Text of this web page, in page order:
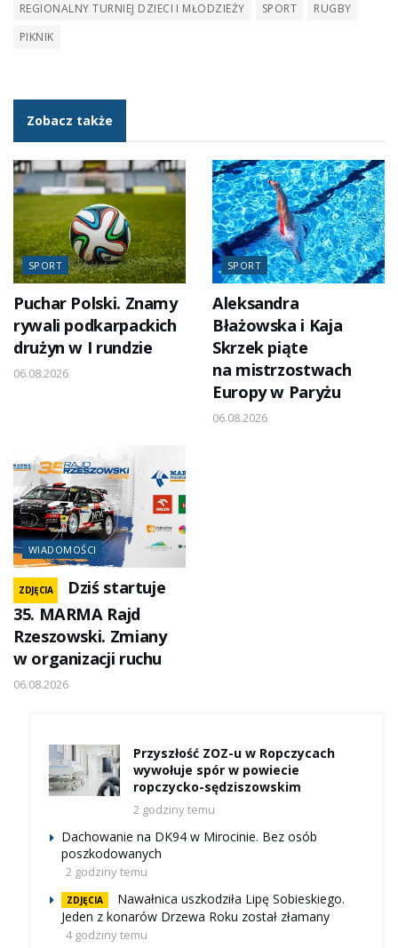
REGIONALNY TURNIEJ DZIECI I MŁODZIEŻY
SPORT
RUGBY
PIKNIK
Zobacz także
SPORT
Puchar Polski. Znamy
rywali podkarpackich
drużyn w I rundzie
06.08.2026
SPORT
Aleksandra
Błażowska i Kaja
Skrzek piąte
na mistrzostwach
Europy w Paryżu
06.08.2026
WIADOMOŚCI
ZDJĘCIA
Dziś startuje
35. MARMA Rajd
Rzeszowski. Zmiany
w organizacji ruchu
06.08.2026
Przyszłość ZOZ-u w Ropczycach
wywołuje spór w powiecie
ropczycko-sędziszowskim
2 godziny temu
Dachowanie na DK94 w Mirocinie. Bez osób
poszkodowanych
2 godziny temu
ZDJĘCIA
Nawałnica uszkodziła Lipę Sobieskiego.
Jeden z konarów Drzewa Roku został złamany
4 godziny temu